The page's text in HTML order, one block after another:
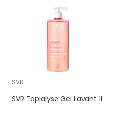
SVR
SVR Topialyse Gel Lavant 1L